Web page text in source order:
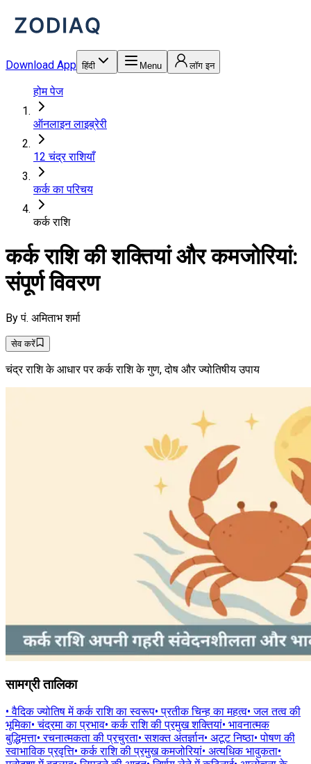
Download App हिंदी Menu लॉग इन
होम पेज
ऑनलाइन लाइब्रेरी
12 चंद्र राशियाँ
कर्क का परिचय
कर्क राशि
कर्क राशि की शक्तियां और कमजोरियां:
संपूर्ण विवरण
Byपं. अमिताभ शर्मा
सेव करें
चंद्र राशि के आधार पर कर्क राशि के गुण, दोष और ज्योतिषीय उपाय
सामग्री तालिका
•वैदिक ज्योतिष में कर्क राशि का स्वरूप•प्रतीक चिन्ह का महत्व•जल तत्व की
भूमिका•चंद्रमा का प्रभाव•कर्क राशि की प्रमुख शक्तियां• भावनात्मक
बुद्धिमत्ता•रचनात्मकता की प्रचुरता•सशक्त अंतर्ज्ञान• अटूट निष्ठा•पोषण की
स्वाभाविक प्रवृत्ति•कर्क राशि की प्रमुख कमजोरियां• अत्यधिक भावुकता•